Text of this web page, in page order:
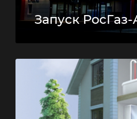
Запуск